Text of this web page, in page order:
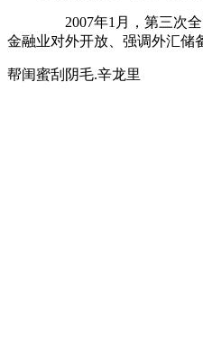
2007年1月，第三次全国金
金融业对外开放、强调外汇储
帮闺蜜刮阴毛.辛龙里